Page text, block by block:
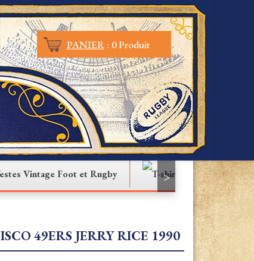
PANIER: 0 Produit
Vintage Foot et Rugby T-shirt
>
49ERS JERRY RICE 1990